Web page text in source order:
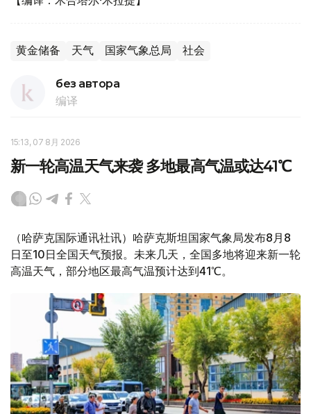
黄金储备 天气 国家气象总局 社会
без автора
编译
15:13, 07 8月 2026
新一轮高温天气来袭 多地最高气温或达41℃
（哈萨克国际通讯社讯）哈萨克斯坦国家气象局发布8月8
日至10日全国天气预报。未来几天，全国多地将迎来新一轮
高温天气，部分地区最高气温预计达到41℃。